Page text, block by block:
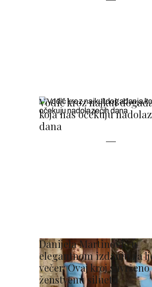
Vodič kroz najkul
koja nas očekuju
dana
Danijela Martinović u
elegantnom izdanju za
večer: Ovaj kroj
ženstvenu siluetu